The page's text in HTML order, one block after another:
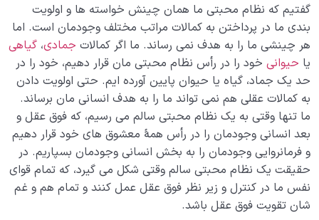
بالاترین لذت؛ معیاری که میزان سلامت قلب ما را مشخص
می کند!
موضوع تفکر در رسیدن یا نرسیدن ما به مقصد چه نقشی
دارد؟
تفکر مثبت و سازنده چه تفکری است و چه آثاری دارد؟
مهم‌ترین اصول و قواعد تفکر چیست، چگونه فکر کنیم؟
آیا انسان اشرف مخلوقات است، چه عاملی انسان را متفاوت
می‌ کند؟
گفتیم که نظام محبتی ما همان چینش خواسته ها و اولویت
بندی ما در پرداختن به کمالات مراتب مختلف وجودمان است. اما
هر چینشی ما را به هدف نمی رساند. ما اگر کمالات جمادی، گیاهی
یا حیوانی خود را در رأس نظام محبتی مان قرار دهیم، خود را در
حد یک جماد، گیاه یا حیوان پایین آورده ایم. حتی اولویت دادن
به کمالات عقلی هم نمی تواند ما را به هدف انسانی مان برساند.
ما تنها وقتی به یک نظام محبتی سالم می رسیم، که فوق عقل و
بعد انسانی وجودمان را در رأس همۀ معشوق های خود قرار دهیم
و فرمانروایی وجودمان را به بخش انسانی وجودمان بسپاریم. در
حقیقت یک نظام محبتی سالم وقتی شکل می گیرد، که تمام قوای
نفس ما در کنترل و زیر نظر فوق عقل عمل کنند و تمام هم و غم
شان تقویت فوق عقل باشد.